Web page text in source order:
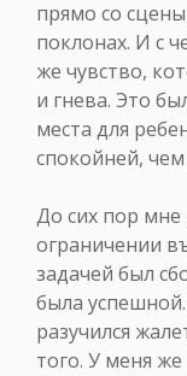
прямо со
поклонах. И с
же чувство,
и гнева. Это
места для
спокойней,
До сих пор
ограничении
задачей был
была
разучился
того. У меня же